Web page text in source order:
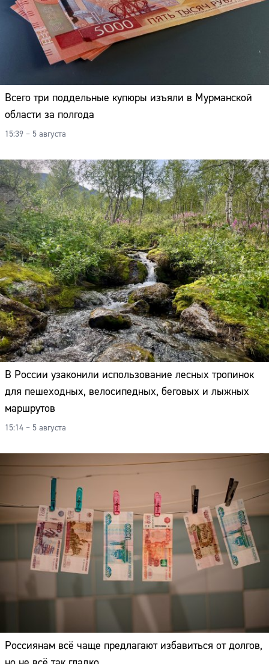
Всего три поддельные купюры изъяли в Мурманской
области за полгода
15:39 – 5 августа
В России узаконили использование лесных тропинок
для пешеходных, велосипедных, беговых и лыжных
маршрутов
15:14 – 5 августа
Россиянам всё чаще предлагают избавиться от долгов,